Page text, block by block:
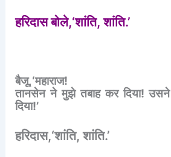
हरिदासबोले,‘शांति,शांति.’
बैजू,‘महाराज!
तानसेन ने मुझे तबाह कर दिया!उसने
दिया!’
हरिदास,‘शांति,शांति.’